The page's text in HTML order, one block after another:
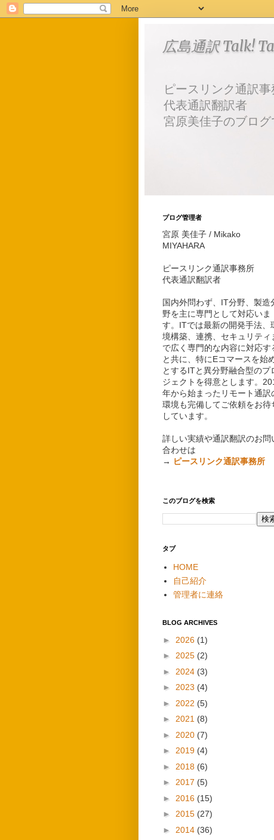
広島通訳 Talk!
ピースリンク通訳事
代表通訳翻訳者
宮原美佳子のブログ
プログ管理者
宮原 美佳子 / Mikako
MIYAHARA
ピースリンク通訳事務所
代表通訳翻訳者
国内外問わず、IT分野、製造
野を主に専門として対応いま
す。ITでは最新の開発手法、
境構築、連携、セキュリティ
で広く専門的な内容に対応す
と共に、特にEコマースを始
とするITと異分野融合型のプ
ジェクトを得意とします。
年から始まったリモート通訳
環境も完備してご依頼をお待
しています。
詳しい実績や通訳翻訳のお問
合わせは
→ ピースリンク通訳事務所
このブログを検索
タブ
HOME
自己紹介
管理者に連絡
BLOG ARCHIVES
► 2026 (1)
► 2025 (2)
► 2024 (3)
► 2023 (4)
► 2022 (5)
► 2021 (8)
► 2020 (7)
► 2019 (4)
► 2018 (6)
► 2017 (5)
► 2016 (15)
► 2015 (27)
► 2014 (36)